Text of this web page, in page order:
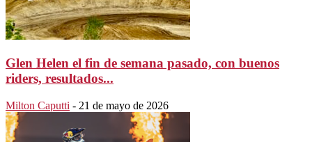
Glen Helen el fin de semana pasado, con buenos
riders, resultados...
Milton Caputti - 21 de mayo de 2026